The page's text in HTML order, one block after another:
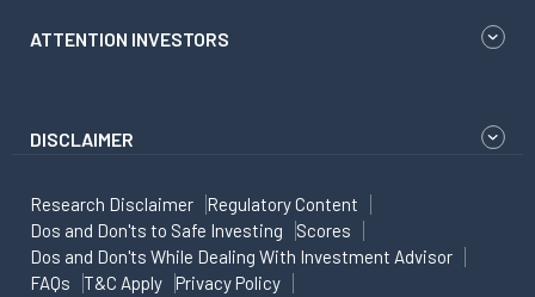
ATTENTION INVESTORS
DISCLAIMER
Research Disclaimer
Regulatory Content
Dos and Don'ts to Safe Investing
Scores
Dos and Don'ts While Dealing With Investment Advisor
FAQs
T&C Apply Privacy Policy